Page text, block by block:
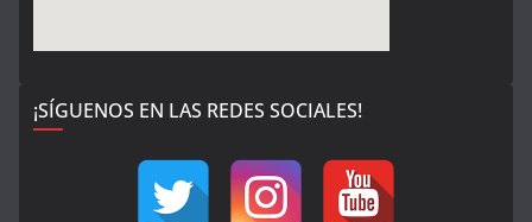
¡SÍGUENOS EN LAS REDES SOCIALES!